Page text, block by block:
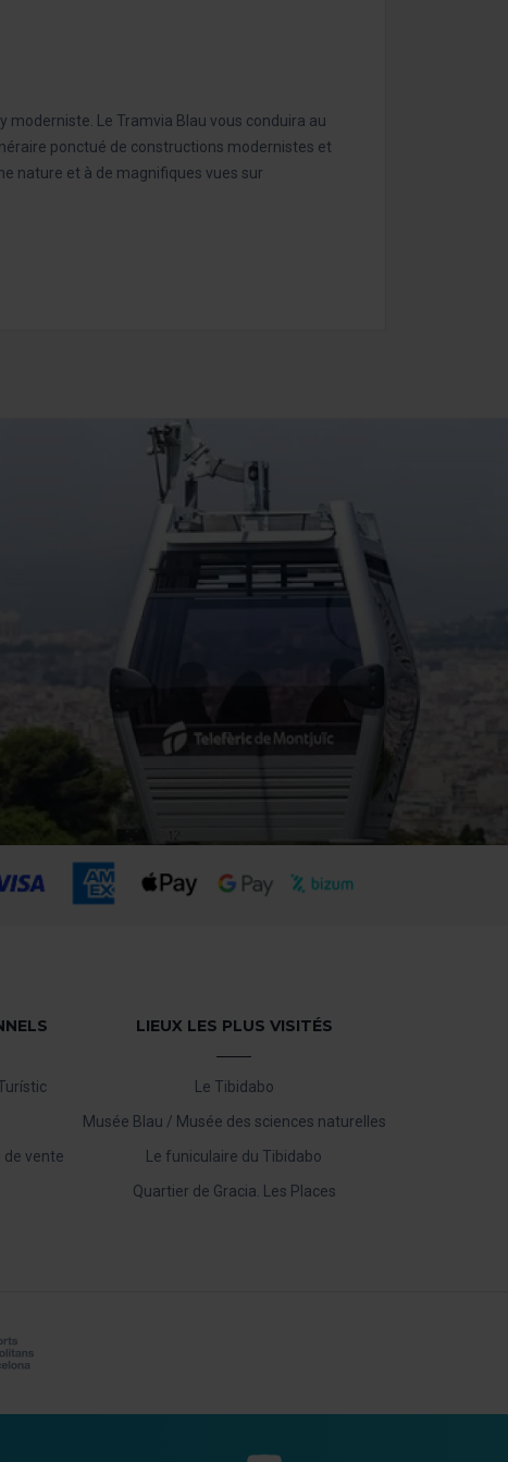
moderniste. Le Tramvia Blau vous conduira au
ponctué de constructions modernistes et
nature et à de magnifiques vues sur
de vente
LIEUX LES PLUS VISITÉS
Le Tibidabo
Musée Blau / Musée des sciences naturelles
Le funiculaire du Tibidabo
Quartier de Gracia. Les Places